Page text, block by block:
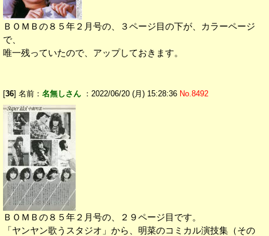
ＢＯＭＢの８５年２月号の、３ページ目の下が、カラーページ
で、
唯一残っていたので、アップしておきます。
[36] 名前： 名無しさん ：2022/06/20 (月) 15:28:36 No.8492
ＢＯＭＢの８５年２月号の、２９ページ目です。
「ヤンヤン歌うスタジオ」から、明菜のコミカル演技集（その